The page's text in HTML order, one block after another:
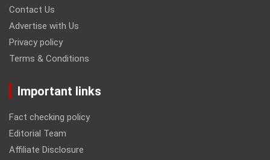
Contact Us
Advertise with Us
Privacy policy
Terms & Conditions
Important links
Fact checking policy
Editorial Team
Affiliate Disclosure